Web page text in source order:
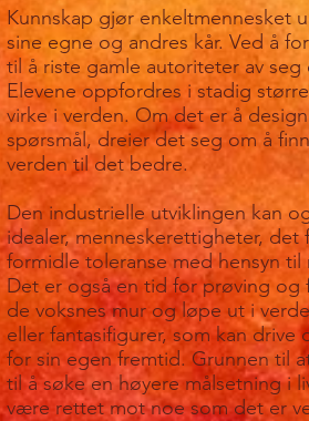
Kunnskap gjør enkeltmennesket
sine egne og andres kår. Ved å
til å riste gamle autoriteter av
Elevene oppfordres i stadig
virke i verden. Om det er å
spørsmål, dreier det seg om å
verden til det bedre.
Den industrielle utviklingen kan
idealer, menneskerettigheter,
formidle toleranse med hensyn
Det er også en tid for prøving og
de voksnes mur og løpe ut i
eller fantasifigurer, som kan
for sin egen fremtid. Grunnen til
til å søke en høyere målsetning i
være rettet mot noe som det er